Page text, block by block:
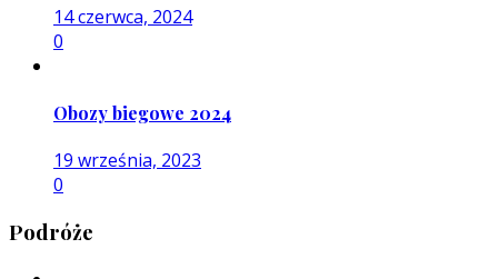
14 czerwca, 2024
0
Obozy biegowe 2024
19 września, 2023
0
Podróże